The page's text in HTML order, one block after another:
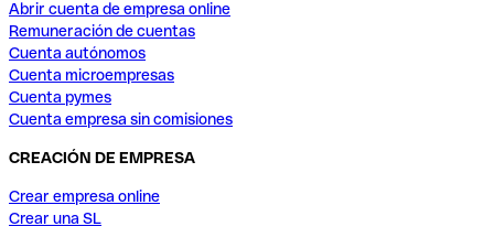
Abrir cuenta de empresa online
Remuneración de cuentas
Cuenta autónomos
Cuenta microempresas
Cuenta pymes
Cuenta empresa sin comisiones
CREACIÓN DE EMPRESA
Crear empresa online
Crear una SL